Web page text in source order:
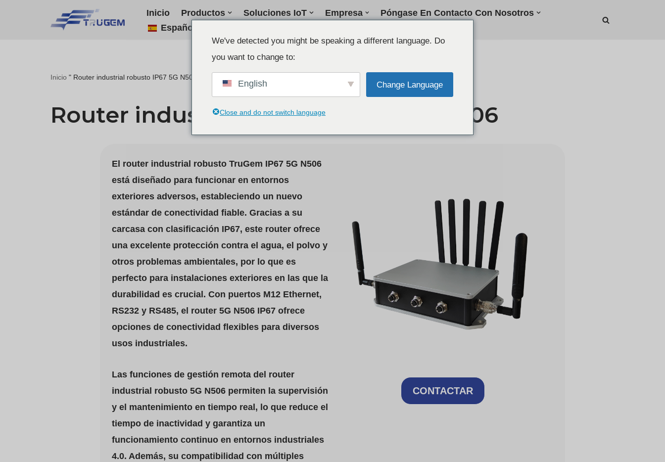
Inicio Productos Soluciones IoT Empresa
Póngase En Contacto Con Nosotros
Español
Inicio " Router industrial robusto IP67 5G N506
Router industrial robusto IP67 5G N506
El router industrial robusto TruGem IP67 5G N506
está diseñado para funcionar en entornos
exteriores adversos, estableciendo un nuevo
estándar de conectividad fiable. Gracias a su
carcasa con clasificación IP67, este router ofrece
una excelente protección contra el agua, el polvo y
otros problemas ambientales, por lo que es
perfecto para instalaciones exteriores en las que la
durabilidad es crucial. Con puertos M12 Ethernet,
RS232 y RS485, el router 5G N506 IP67 ofrece
opciones de conectividad flexibles para diversos
usos industriales.
Las funciones de gestión remota del router
industrial robusto 5G N506 permiten la supervisión
y el mantenimiento en tiempo real, lo que reduce el
tiempo de inactividad y garantiza un
funcionamiento continuo en entornos industriales
4.0. Además, su compatibilidad con múltiples
CONTACTAR
We've detected you might be speaking a different language. Do
you want to change to:
English Change Language
Close and do not switch language